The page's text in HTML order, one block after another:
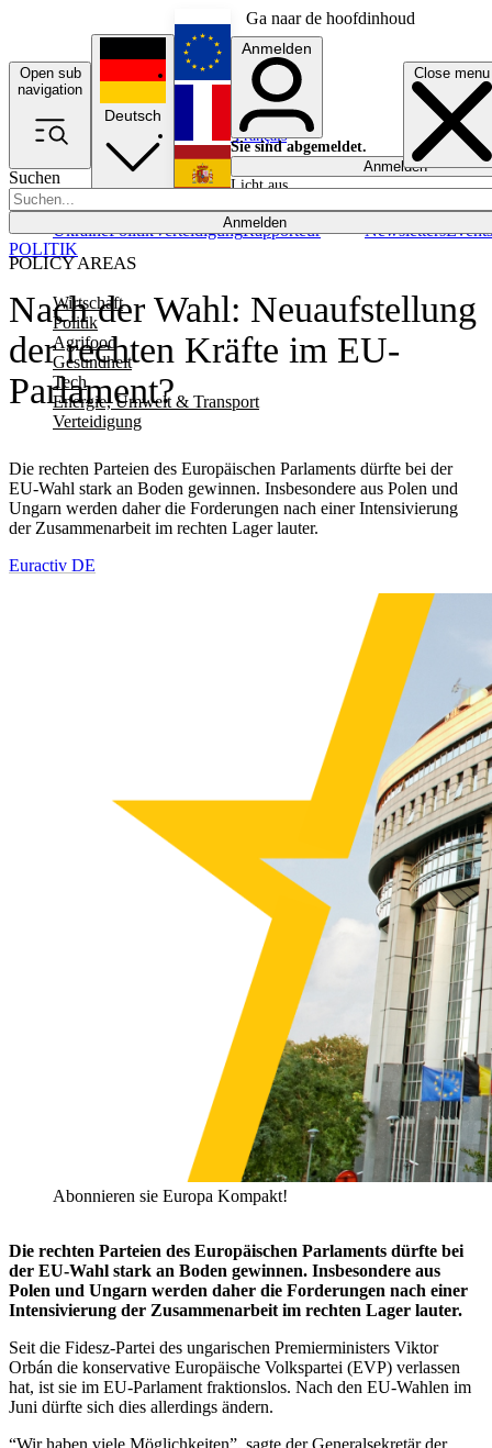
Ga naar de hoofdinhoud
Open sub
navigation
Close menu
Suchen
Anmelden
POLICY AREAS
Wirtschaft
Politik
Agrifood
Gesundheit
Tech
Energie, Umwelt & Transport
Verteidigung
UkrainePolitikVerteidigungRapporteur NewslettersEvents
Deutsch
English
Français
Anmelden
Sie sind abgemeldet.
Anmelden
Licht aus
Nach der Wahl: Neuaufstellung
der rechten Kräfte im EU-
Parlament?
Die rechten Parteien des Europäischen Parlaments dürfte bei der
EU-Wahl stark an Boden gewinnen. Insbesondere aus Polen und
Ungarn werden daher die Forderungen nach einer Intensivierung
der Zusammenarbeit im rechten Lager lauter.
POLITIK
Euractiv DE
Abonnieren sie Europa Kompakt!
Die rechten Parteien des Europäischen Parlaments dürfte bei
der EU-Wahl stark an Boden gewinnen. Insbesondere aus
Polen und Ungarn werden daher die Forderungen nach einer
Intensivierung der Zusammenarbeit im rechten Lager lauter.
Seit die Fidesz-Partei des ungarischen Premierministers Viktor
Orbán die konservative Europäische Volkspartei (EVP) verlassen
hat, ist sie im EU-Parlament fraktionslos. Nach den EU-Wahlen im
Juni dürfte sich dies allerdings ändern.